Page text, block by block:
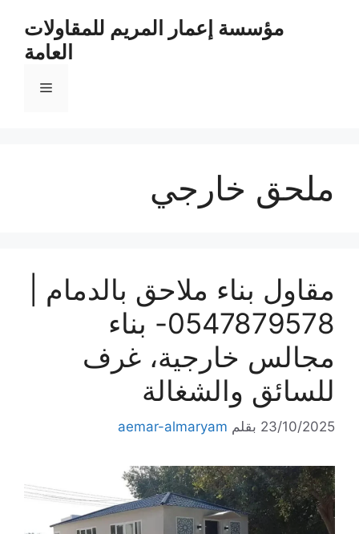
مؤسسة إعمار المريم للمقاولات
العامة
ملحق خارجي
مقاول بناء ملاحق بالدمام |
0547879578- بناء
مجالس خارجية، غرف
للسائق والشغالة
23/10/2025 بقلم aemar-almaryam